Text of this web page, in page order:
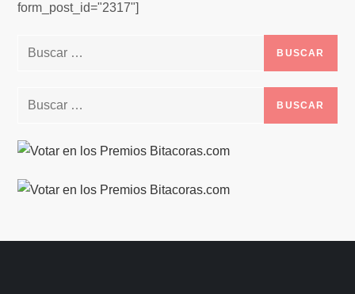
form_post_id="2317"]
Buscar:
Buscar: